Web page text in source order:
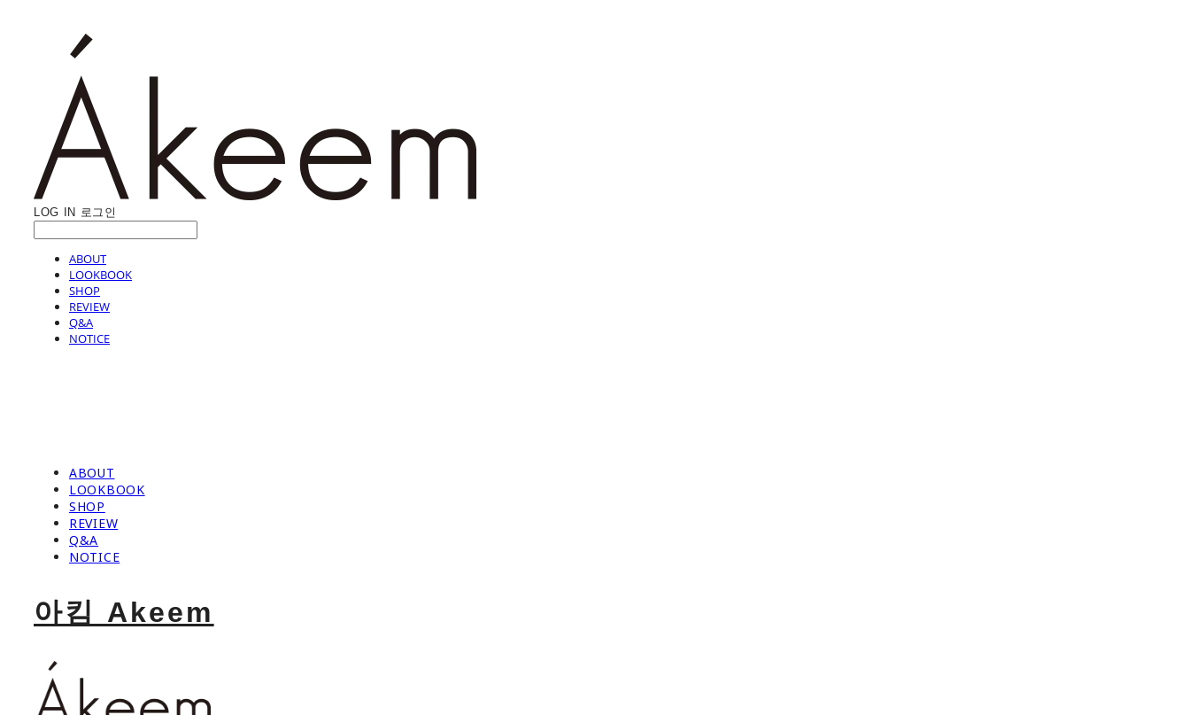
LOG IN 로그인
ABOUT
LOOKBOOK
SHOP
REVIEW
Q&A
NOTICE
ABOUT
LOOKBOOK
SHOP
REVIEW
Q&A
NOTICE
아킴 Akeem